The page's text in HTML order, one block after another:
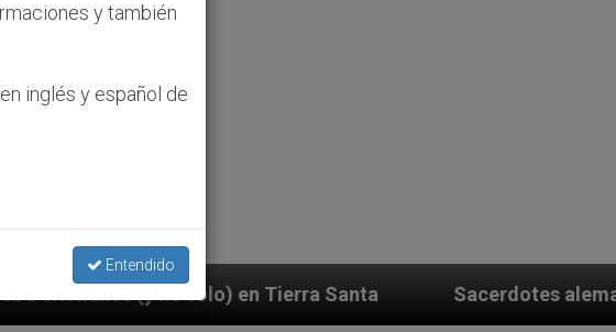
en Tierra Santa Sacerdotes alemanes fieles al Papa
y también
inglés y español de
Entendido